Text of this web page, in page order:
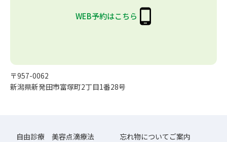
WEB予約はこちら
〒957-0062
新潟県新発田市富塚町2丁目1番28号
自由診療 美容点滴療法 忘れ物についてご案内